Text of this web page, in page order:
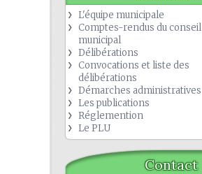
L'équipe municipale
Comptes-rendus du conseil
municipal
Délibérations
Convocations et liste des
délibérations
Démarches administratives
Les publications
Réglemention
Le PLU
Contact